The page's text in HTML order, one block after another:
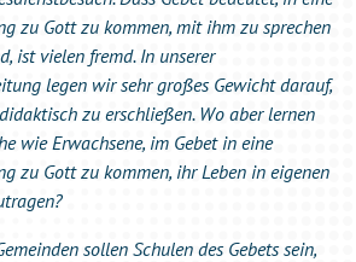
zu Gott zu kommen, mit ihm zu sprechen
ist vielen fremd. In unserer
legen wir sehr großes Gewicht darauf,
zu erschließen. Wo aber lernen
wie Erwachsene, im Gebet in eine
zu Gott zu kommen, ihr Leben in eigenen
sollen Schulen des Gebets sein,